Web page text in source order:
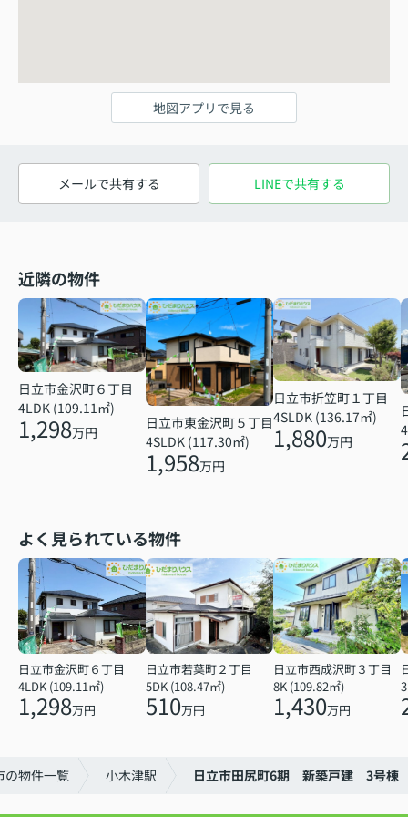
地図アプリで見る
メールで共有する LINEで共有する
近隣の物件
日立市金沢町６丁目
4LDK (109.11㎡)
1,298万円
日立市東金沢町５丁目
4SLDK (117.30㎡)
1,958万円
日立市折笠町１丁目
4SLDK (136.17㎡)
1,880万円
よく見られている物件
日立市金沢町６丁目
4LDK (109.11㎡)
1,298万円
日立市若葉町２丁目
5DK (108.47㎡)
510万円
日立市西成沢町３丁目
8K (109.82㎡)
1,430万円
の物件一覧 小木津駅 日立市田尻町6期 新築戸建 3号棟